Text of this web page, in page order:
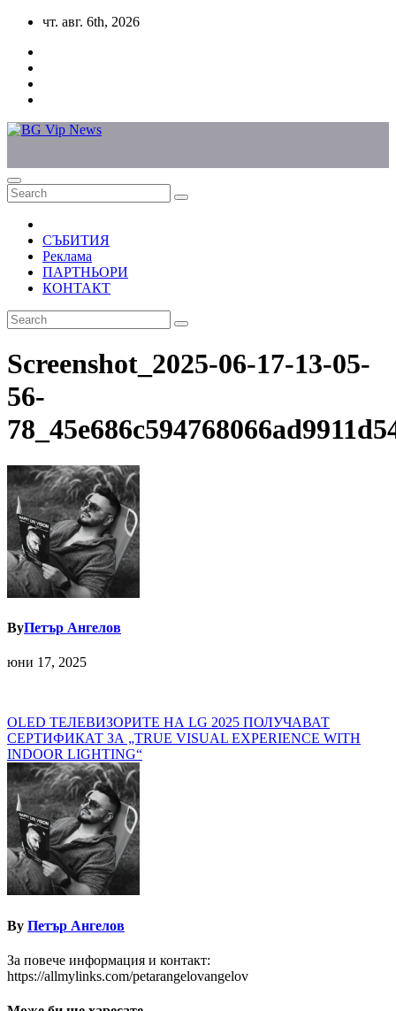
Skip
content
чт. авг. 6th, 2026
СЪБИТИЯ
Реклама
ПАРТНЬОРИ
КОНТАКТ
Screenshot_2025-06-17-13-05-
56-
ByПетър Ангелов
юни 17, 2025
Навигация
OLED ТЕЛЕВИЗОРИТЕ НА LG 2025 ПОЛУЧАВАТ
СЕРТИФИКАТ ЗА „TRUE VISUAL EXPERIENCE WITH
INDOOR LIGHTING“
By Петър Ангелов
За повече информация и контакт:
https://allmylinks.com/petarangelovangelov